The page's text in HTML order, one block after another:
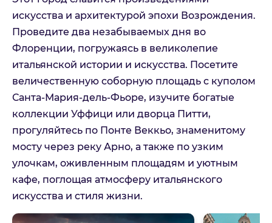
искусства и архитектурой эпохи Возрождения.
Проведите два незабываемых дня во
Флоренции, погружаясь в великолепие
итальянской истории и искусства. Посетите
величественную соборную площадь с куполом
Санта-Мария-дель-Фьоре, изучите богатые
коллекции Уффици или дворца Питти,
прогуляйтесь по Понте Веккьо, знаменитому
мосту через реку Арно, а также по узким
улочкам, оживленным площадям и уютным
кафе, поглощая атмосферу итальянского
искусства и стиля жизни.